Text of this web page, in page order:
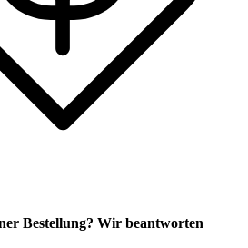
Bestellung? Wir beantworten